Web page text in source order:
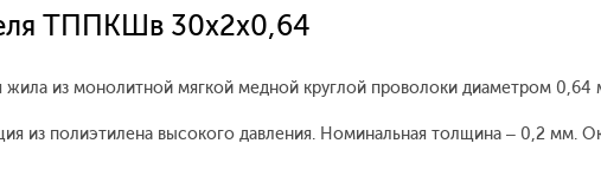
ТППКШв 30х2х0,64
жила из монолитной мягкой медной круглой проволоки диаметром 0,64
из полиэтилена высокого давления. Номинальная толщина – 0,2 мм.